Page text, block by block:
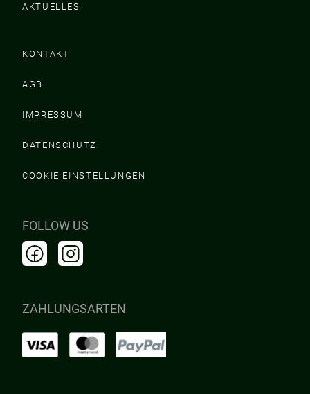
AKTUELLES
KONTAKT
AGB
IMPRESSUM
DATENSCHUTZ
COOKIE EINSTELLUNGEN
FOLLOW US
ZAHLUNGSARTEN